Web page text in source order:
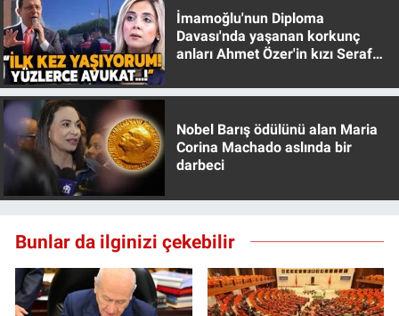
İmamoğlu'nun Diploma
Davası'nda yaşanan korkunç
anları Ahmet Özer'in kızı Seraf
Nobel Barış ödülünü alan Maria
Corina Machado aslında bir
darbeci
Bunlar da ilginizi çekebilir